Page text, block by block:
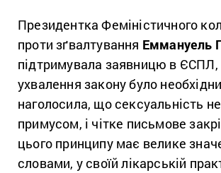
Президентка Феміністичного
проти зґвалтування Еммануель
підтримувала заявницю в
ухвалення закону було
наголосила, що сексуальність
примусом, і чітке письмове
цього принципу має велике
словами, у своїй лікарській